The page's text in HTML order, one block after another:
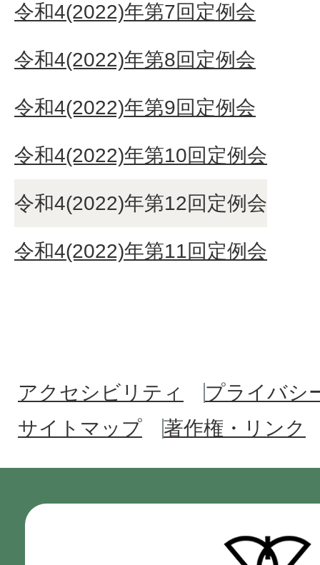
令和4(2022)年第7回定例会
令和4(2022)年第8回定例会
令和4(2022)年第9回定例会
令和4(2022)年第10回定例会
令和4(2022)年第12回定例会
令和4(2022)年第11回定例会
アクセシビリティ
プライバシ
サイトマップ
著作権・リンク